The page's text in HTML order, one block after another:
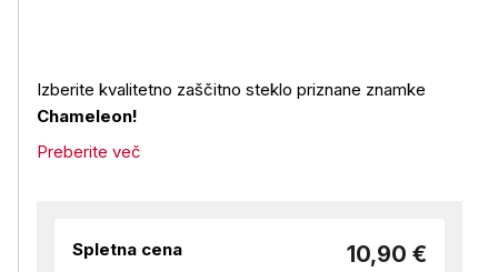
Izberite kvalitetno zaščitno steklo priznane znamke
Chameleon!
Preberite več
Spletna cena 10,90 €